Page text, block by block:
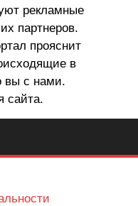
рекламные
партнеров.
прояснит
в
вы с нами.
сайта.